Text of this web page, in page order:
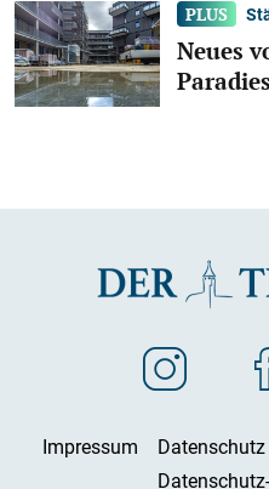
Neues
Impressum Datenschutz